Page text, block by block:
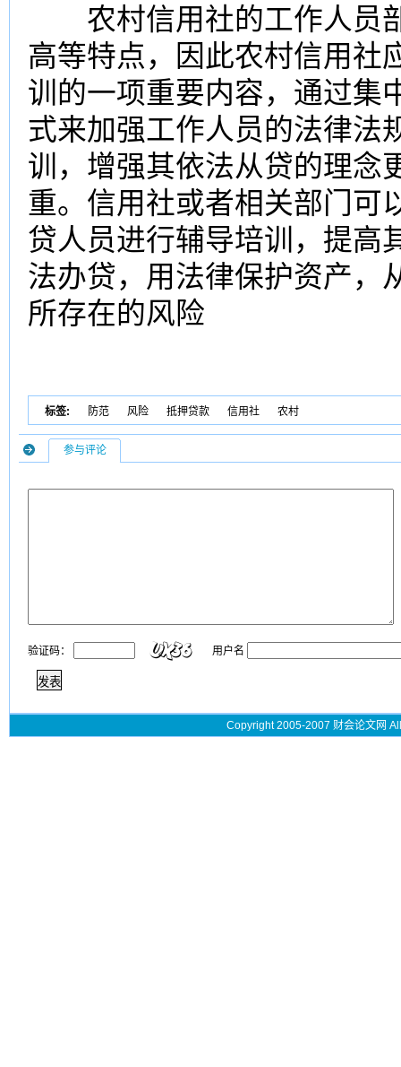
农村信用社的工作人员
高等特点，因此农村信用社
训的一项重要内容，通过集
式来加强工作人员的法律法
训，增强其依法从贷的理念
重。信用社或者相关部门可
贷人员进行辅导培训，提高
法办贷，用法律保护资产，
所存在的风险
标签: 防范 风险 抵押贷款 信用社 农村
参与评论
验证码： 用户名
Copyright 2005-2007 财会论文网